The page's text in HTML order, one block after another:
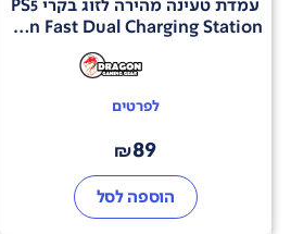
עמדת טעינה מהירה לזוג בקרי PS5
Dragon Fast Dual Charging Station
לפרטים
89
₪
הוספה לסל